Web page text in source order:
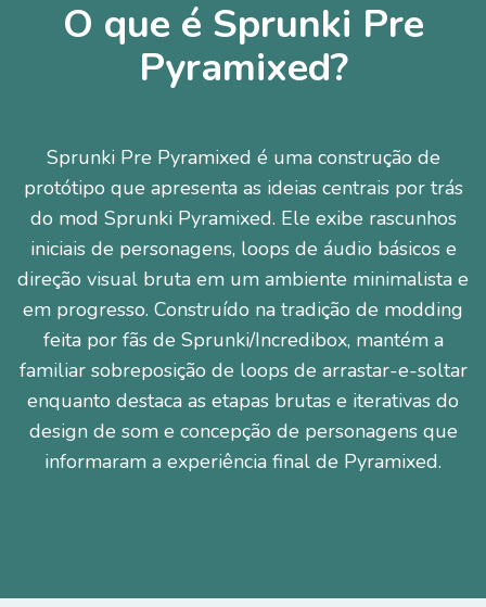
O que é Sprunki Pre
Pyramixed?
Sprunki Pre Pyramixed é uma construção de
protótipo que apresenta as ideias centrais por trás
do mod Sprunki Pyramixed. Ele exibe rascunhos
iniciais de personagens, loops de áudio básicos e
direção visual bruta em um ambiente minimalista e
em progresso. Construído na tradição de modding
feita por fãs de Sprunki/Incredibox, mantém a
familiar sobreposição de loops de arrastar-e-soltar
enquanto destaca as etapas brutas e iterativas do
design de som e concepção de personagens que
informaram a experiência final de Pyramixed.